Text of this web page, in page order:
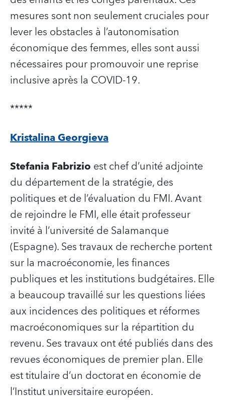
mesures sont non seulement cruciales pour
lever les obstacles à l’autonomisation
économique des femmes, elles sont aussi
nécessaires pour promouvoir une reprise
inclusive après la COVID-19.
*****
Kristalina Georgieva
Stefania Fabrizio est chef d’unité adjointe
du département de la stratégie, des
politiques et de l’évaluation du FMI. Avant
de rejoindre le FMI, elle était professeur
invité à l’université de Salamanque
(Espagne). Ses travaux de recherche portent
sur la macroéconomie, les finances
publiques et les institutions budgétaires. Elle
a beaucoup travaillé sur les questions liées
aux incidences des politiques et réformes
macroéconomiques sur la répartition du
revenu. Ses travaux ont été publiés dans des
revues économiques de premier plan. Elle
est titulaire d’un doctorat en économie de
l’Institut universitaire européen.